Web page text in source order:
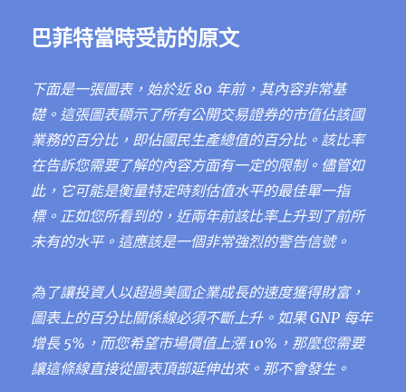
巴菲特當時受訪的原文
下面是一張圖表，始於近 80 年前，其內容非常基
礎。這張圖表顯示了所有公開交易證券的市值佔該國
業務的百分比，即佔國民生產總值的百分比。該比率
在告訴您需要了解的內容方面有一定的限制。儘管如
此，它可能是衡量特定時刻估值水平的最佳單一指
標。正如您所看到的，近兩年前該比率上升到了前所
未有的水平。這應該是一個非常強烈的警告信號。
為了讓投資人以超過美國企業成長的速度獲得財富，
圖表上的百分比關係線必須不斷上升。如果 GNP 每年
增長 5%，而您希望市場價值上漲 10%，那麼您需要
讓這條線直接從圖表頂部延伸出來。那不會發生。